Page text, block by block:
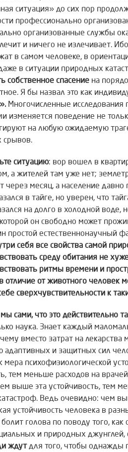
ситуация» до сих пор
профессионально
организованные службы
лечит и ничего не излечивает.
в самом человеке, в
в ситуации природных
собственное спасение на
Я бы назвал это как
». Многочисленные
изменяется поведение не
на любую ожидаемую
срывов.
ситуацию: вор вошел в
а жителей там уже нет;
через месяц, а население
в тайге, но уверен, что
на долго в холодной воде,
он свободно может
простой естественнонаучный
себя все свойства самой
среду обитания не
ритмы времени и
в отличие от животного человек
сверхчувствительности к
сами, что это действительно
наука. Знает каждый
вместо затрат на
адаптивных и защитных сил
мера психофизиологической
тем меньше расходов на
выше эта устойчивость, тем
Ведь очевидно: чем
устойчивость человека в
болит голова по поводу того,
и природных
ждутдля того, чтобы однажды